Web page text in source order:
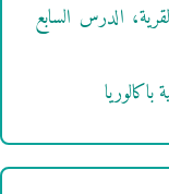
أصحاب القرية، الدرس السابع